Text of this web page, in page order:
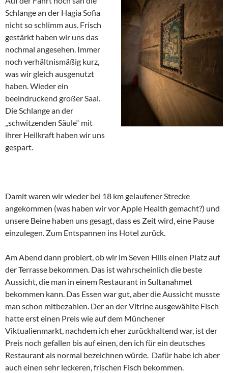
Schlange an der Hagia Sofia
nicht so schlimm aus. Frisch
gestärkt haben wir uns das
nochmal angesehen. Immer
noch verhältnismäßig kurz,
was wir gleich ausgenutzt
haben. Wieder ein
beeindruckend großer Saal.
Die Schlange an der
„schwitzenden Säule“ mit
ihrer Heilkraft haben wir uns
gespart.
Damit waren wir wieder bei 18 km gelaufener Strecke
angekommen (was haben wir vor Apple Health gemacht?) und
unsere Beine haben uns gesagt, dass es Zeit wird, eine Pause
einzulegen. Zum Entspannen ins Hotel zurück.
Am Abend dann probiert, ob wir im Seven Hills einen Platz auf
der Terrasse bekommen. Das ist wahrscheinlich die beste
Aussicht, die man in einem Restaurant in Sultanahmet
bekommen kann. Das Essen war gut, aber die Aussicht musste
man schon mitbezahlen. Der an der Vitrine ausgewählte Fisch
hatte erst einen Preis wie auf dem Münchener
Viktualienmarkt, nachdem ich eher zurückhaltend war, ist der
Preis noch gefallen bis auf einen, den ich für ein deutsches
Restaurant als normal bezeichnen würde. Dafür habe ich aber
auch einen sehr leckeren, frischen Fisch bekommen.